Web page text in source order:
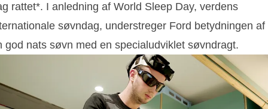
rattet*. I anledning af World Sleep Day, verdens
søvndag, understreger Ford betydningen af
god nats søvn med en specialudviklet søvndragt.